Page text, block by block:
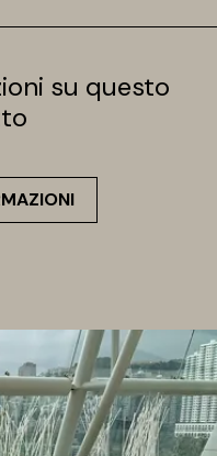
su questo